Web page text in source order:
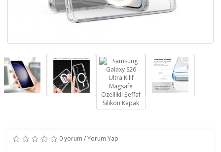
0 yorum /Yorum Yap